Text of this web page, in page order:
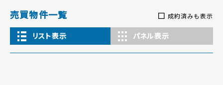
売買物件一覧 成約済みも表示
リスト表示 パネル表示